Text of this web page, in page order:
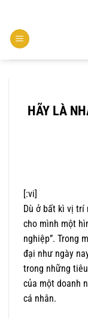
nội
dung
HÃY LÀ
[:vi]
Dù ở bất kì vị trí
cho mình một
nghiệp”. Trong
đại như ngày
trong những
của một doanh
cá nhân.